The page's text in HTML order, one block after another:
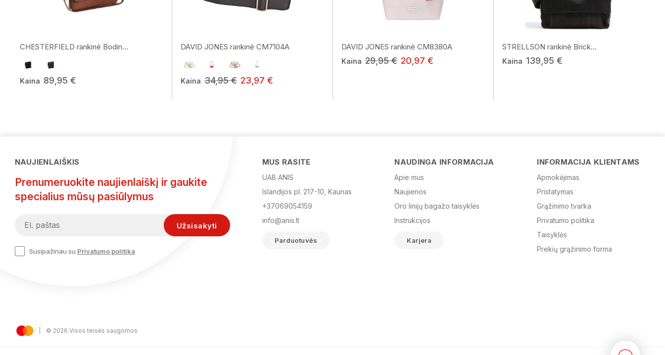
CHESTERFIELD rankinė Bodin...
Kaina 89,95 €
DAVID JONES rankinė CM7104A
Kaina 34,95 € 23,97 €
DAVID JONES rankinė CM8380A
Kaina 29,95 € 20,97 €
STRELLSON rankinė Brick...
Kaina 139,95 €
NAUJIENLAIŠKIS
Prenumeruokite naujienlaiškį ir gaukite
specialius mūsų pasiūlymus
Susipažinau su Privatumo politika
MUS RASITE
UAB ANIS
Islandijos pl. 217-10, Kaunas
+37069054159
info@anis.lt
Parduotuvės
NAUDINGA INFORMACIJA
Apie mus
Naujienos
Oro linijų bagažo taisyklės
Instrukcijos
Karjera
INFORMACIJA KLIENTAMS
Apmokėjimas
Pristatymas
Grąžinimo tvarka
Privatumo politika
Taisyklės
Prekių grąžinimo forma
© 2026 Visos teisės saugomos